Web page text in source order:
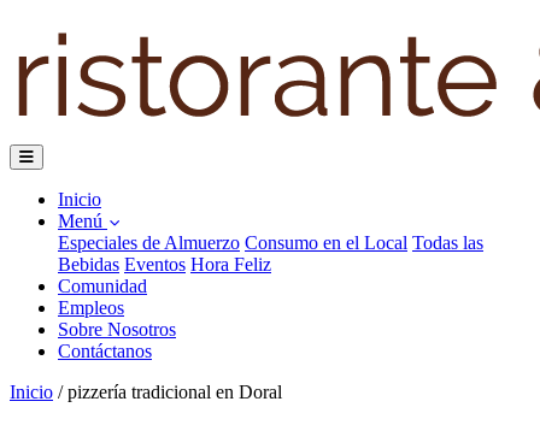
Inicio
Menú
Especiales de Almuerzo Consumo en el Local Todas las
Bebidas Eventos Hora Feliz
Comunidad
Empleos
Sobre Nosotros
Contáctanos
Inicio / pizzería tradicional en Doral